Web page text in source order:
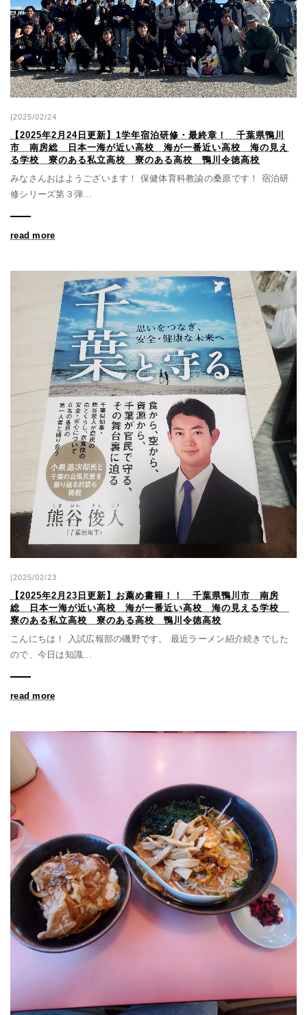
|2025/02/24
【2025年2月24日更新】1学年宿泊研修・最終章！ 千葉県鴨川
市 南房総 日本一海が近い高校 海が一番近い高校 海の見え
る学校 寮のある私立高校 寮のある高校 鴨川令徳高校
みなさんおはようございます！ 保健体育科教諭の桑原です！ 宿泊研
修シリーズ第３弾...
read more
|2025/02/23
【2025年2月23日更新】お薦め書籍！！ 千葉県鴨川市 南房
総 日本一海が近い高校 海が一番近い高校 海の見える学校
寮のある私立高校 寮のある高校 鴨川令徳高校
こんにちは！ 入試広報部の磯野です。 最近ラーメン紹介続きでした
ので、今日は知識...
read more